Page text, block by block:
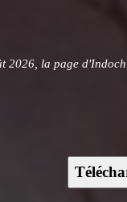
2026, la page